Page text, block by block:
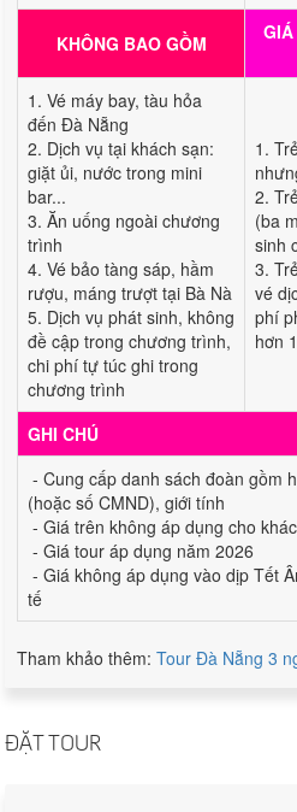
KHÔNG BAO GỒM
1. Vé máy bay, tàu hỏa
đến Đà Nẵng
2. Dịch vụ tại khách sạn:
giặt ủi, nước trong mini
bar...
3. Ăn uống ngoài chương
trình
4. Vé bảo tàng sáp, hầm
rượu, máng trượt tại Bà Nà
5. Dịch vụ phát sinh, không
đề cập trong chương trình,
chi phí tự túc ghi trong
chương trình
1.
2.
(ba
sinh
3.
vé
phí
hơn
GHI CHÚ
- Cung cấp danh sách đoàn gồm
(hoặc số CMND), giới tính
- Giá trên không áp dụng cho
- Giá tour áp dụng năm 2026
- Giá không áp dụng vào dịp Tết
tế
Tham khảo thêm:Tour Đà Nẵng 3
ĐẶT TOUR